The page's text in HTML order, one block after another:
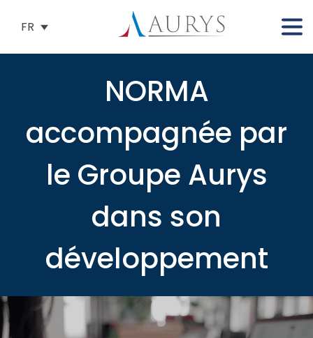
FR
NORMA
accompagnée par
le Groupe Aurys
dans son
développement